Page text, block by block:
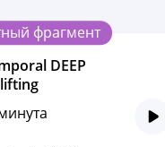
фрагмент
DEEP